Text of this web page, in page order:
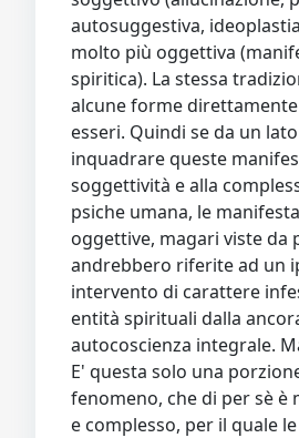
autosuggestiva,
molto più oggettiva
spiritica). La stessa
alcune forme
esseri. Quindi se da un
inquadrare queste
soggettività e alla
psiche umana, le
oggettive, magari viste da
andrebbero riferite ad un
intervento di carattere
entità spirituali dalla
autocoscienza integrale.
E' questa solo una
fenomeno, che di per sè è
e complesso, per il quale